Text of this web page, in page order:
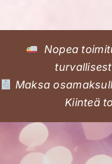
Nopea
Maksa
Kiinteä